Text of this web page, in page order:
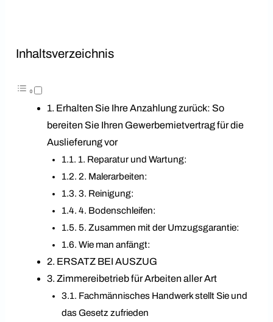
Inhaltsverzeichnis
Erhalten Sie Ihre Anzahlung zurück: So
bereiten Sie Ihren Gewerbemietvertrag für die
Auslieferung vor
1. Reparatur und Wartung:
2. Malerarbeiten:
3. Reinigung:
4. Bodenschleifen:
5. Zusammen mit der Umzugsgarantie:
Wie man anfängt:
ERSATZ BEI AUSZUG
Zimmereibetrieb für Arbeiten aller Art
Fachmännisches Handwerk stellt Sie und
das Gesetz zufrieden